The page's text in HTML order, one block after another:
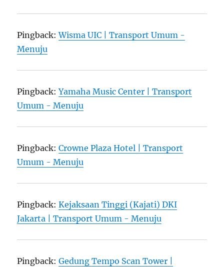
Pingback:Wisma UIC | Transport Umum -
Menuju
Pingback:Yamaha Music Center | Transport
Umum - Menuju
Pingback:Crowne Plaza Hotel | Transport
Umum - Menuju
Pingback:Kejaksaan Tinggi (Kajati) DKI
Jakarta | Transport Umum - Menuju
Pingback:Gedung Tempo Scan Tower |